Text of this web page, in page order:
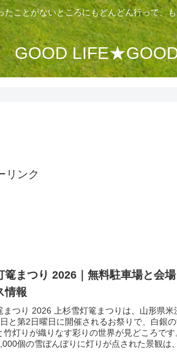
たことがないところにもどんどん行って、
GOOD
リンク
篭まつり 2026｜無料駐車場と会
情報
まつり 2026 上杉雪灯篭まつりは、山形県米
と第2日曜日に開催されるお祭りで、白銀
竹灯りが織りなす彩りの世界が見どころで
個の雪ぼんぼりに灯りが点された景観は